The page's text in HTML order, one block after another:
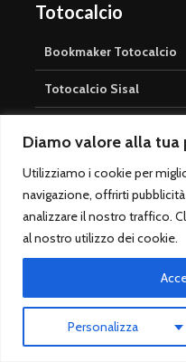
Diamo valore alla tua
Utilizziamo i cookie per
navigazione, offrirti
analizzare il nostro traffico.
al nostro utilizzo dei cookie.
Personalizza
Totocalcio
Bookmaker Totocalcio
Totocalcio Sisal
Prossima Schedina
Risultati Totocalcio
Casinò Online